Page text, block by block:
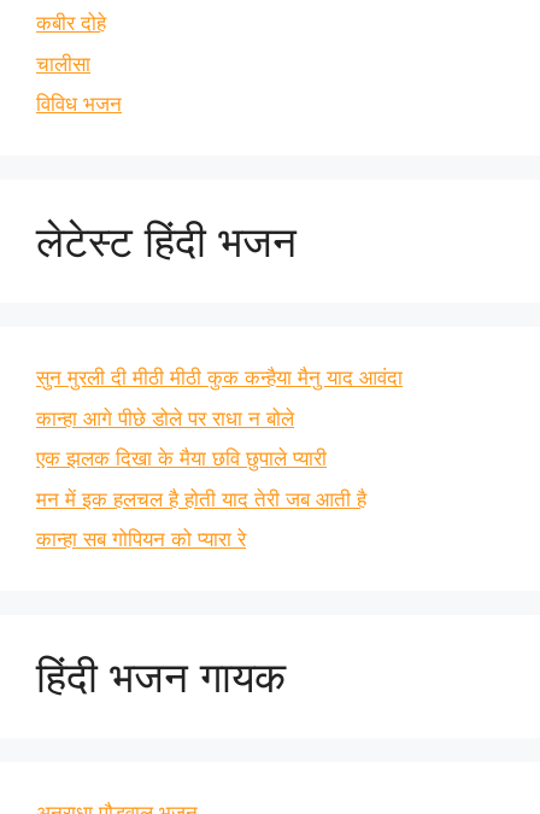
कबीर दोहे
चालीसा
विविध भजन
लेटेस्ट हिंदी भजन
सुन मुरली दी मीठी मीठी कुक कन्हैया मैनु याद आवंदा
कान्हा आगे पीछे डोले पर राधा न बोले
एक झलक दिखा के मैया छवि छुपाले प्यारी
मन में इक हलचल है होती याद तेरी जब आती है
कान्हा सब गोपियन को प्यारा रे
हिंदी भजन गायक